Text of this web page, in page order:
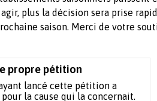
plus la décision sera prise
saison. Merci de votre
propre pétition
lancé cette pétition a
la cause qui la concernait.